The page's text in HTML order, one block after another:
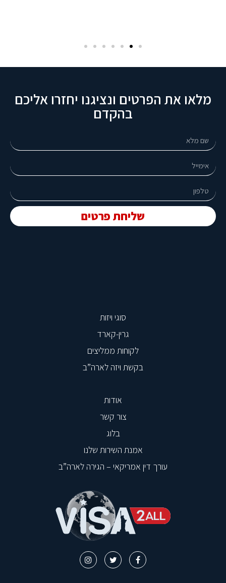
מלאו את הפרטים ונציגנו יחזרו אליכם
בהקדם
שליחת פרטים
סוגי ויזות
גרין-קארד
לקוחות ממליצים
בקשת ויזה לארה”ב
אודות
צור קשר
בלוג
אמנת השירות שלנו
עורך דין אמריקאי – הגירה לארה”ב